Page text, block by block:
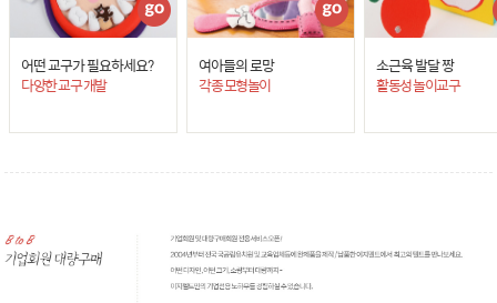
어떤 교구가 필요하세요?
다양한 교구 개발
여아들의 로망
각종 모형놀이
소근육 발달 짱
활동성 놀이교구